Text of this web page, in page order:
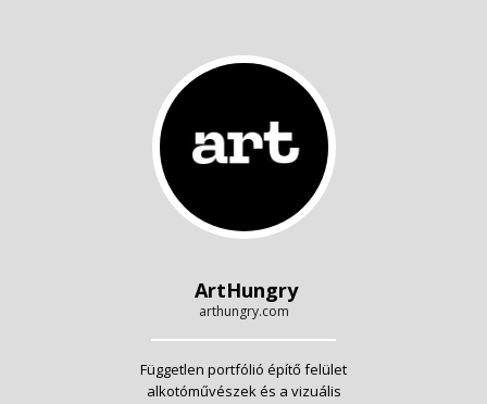
ArtHungry
arthungry.com
Független portfólió építő felület
alkotóművészek és a vizuális